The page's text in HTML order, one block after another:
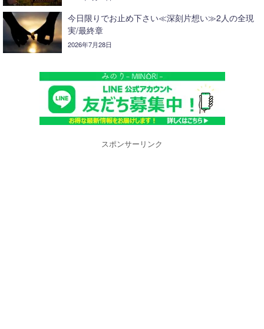
今日限りでお止め下さい≪深刻片想い≫2人の全現
実/最終章
2026年7月28日
スポンサーリンク